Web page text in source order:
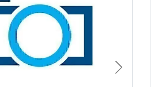
Next